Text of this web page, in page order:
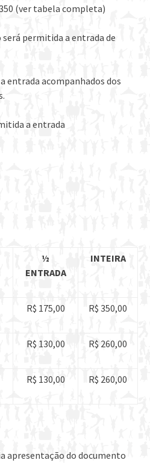
350 (ver tabela completa)
será permitida a entrada de
entrada acompanhados dos
a entrada
½
ENTRADA
INTEIRA
R$ 175,00 R$ 350,00
R$ 130,00 R$ 260,00
R$ 130,00 R$ 260,00
apresentação do documento